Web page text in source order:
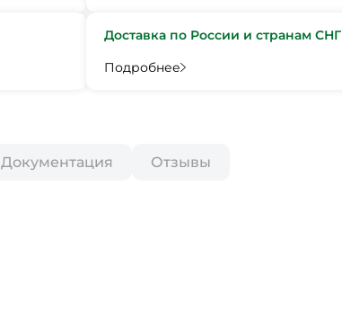
Доставка по России и странам СНГ
Подробнее
Документация Отзывы